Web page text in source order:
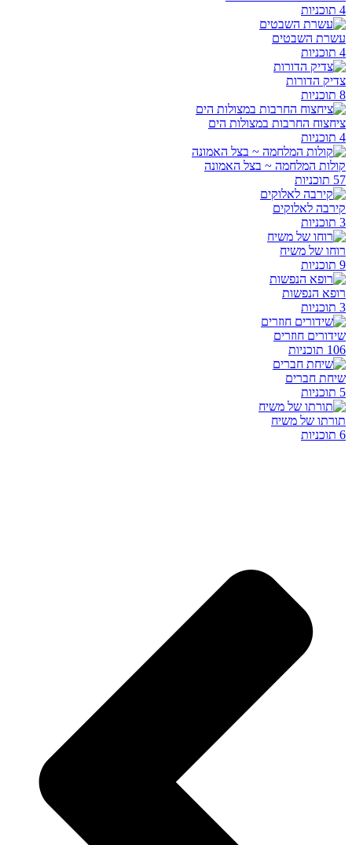
4 תוכניות
עשרת השבטים
4 תוכניות
צדיק הדורות
8 תוכניות
ציחצוח החרבות במצולות הים
4 תוכניות
קולות המלחמה ~ בצל האמונה
57 תוכניות
קירבה לאלוקים
3 תוכניות
רוחו של משיח
9 תוכניות
רופא הנפשות
3 תוכניות
שידורים חוזרים
106 תוכניות
שיחת חברים
5 תוכניות
תורתו של משיח
6 תוכניות